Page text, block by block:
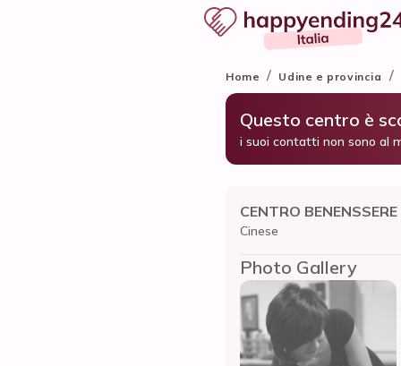
Home / Udine e provincia /
Questo centro è
i suoi contatti non sono al
CENTRO
Cinese
Photo Gallery